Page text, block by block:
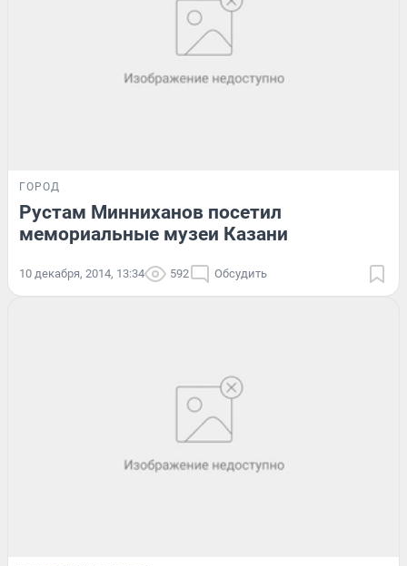
ГОРОД
Рустам Минниханов посетил
мемориальные музеи Казани
10 декабря, 2014, 13:34 592 Обсудить